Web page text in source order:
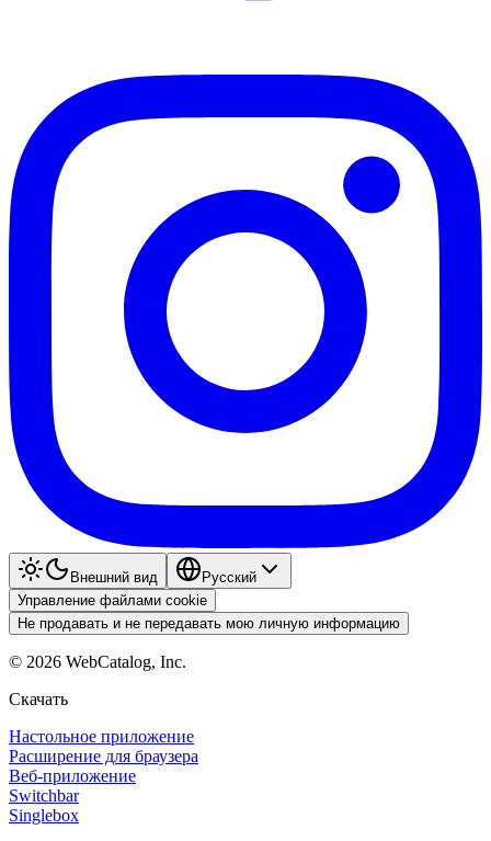
Внешний вид
Pyccкий
Управление файлами cookie
Не продавать и не передавать мою личную информацию
© 2026 WebCatalog, Inc.
Скачать
Настольное приложение
Расширение для браузера
Веб-приложение
Switchbar
Singlebox